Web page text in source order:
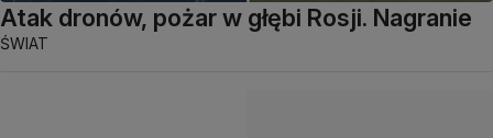
Atak dronów, pożar w głębi Rosji. Nagranie
ŚWIAT